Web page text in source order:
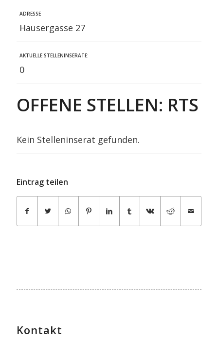
ADRESSE
Hausergasse 27
AKTUELLE STELLENINSERATE:
0
OFFENE STELLEN: RTS
Kein Stelleninserat gefunden.
Eintrag teilen
Kontakt